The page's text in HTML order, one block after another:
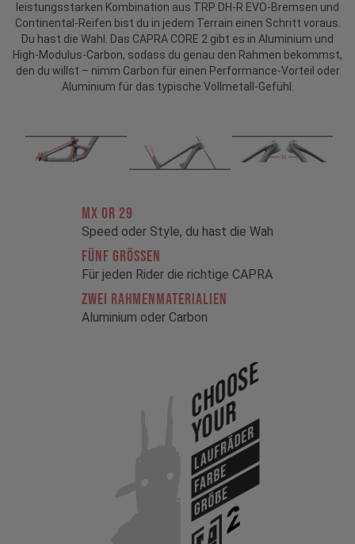
leistungsstarken Kombination aus TRP DH-R EVO-Bremsen und
Continental-Reifen bist du in jedem Terrain einen Schritt voraus.
Du hast die Wahl. Das CAPRA CORE 2 gibt es in Aluminium und
High-Modulus-Carbon, sodass du genau den Rahmen bekommst,
den du willst – nimm Carbon für einen Performance-Vorteil oder
Aluminium für das typische Vollmetall-Gefühl.
MX OR 29
Speed oder Style, du hast die Wah
FÜNF GRÖSSEN
Für jeden Rider die richtige CAPRA
ZWEI RAHMENMATERIALIEN
Aluminium oder Carbon
Choose
Your
Laufräder
Farbe
Größe